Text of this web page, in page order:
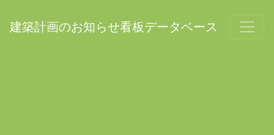
建築計画のお知らせ看板データベース